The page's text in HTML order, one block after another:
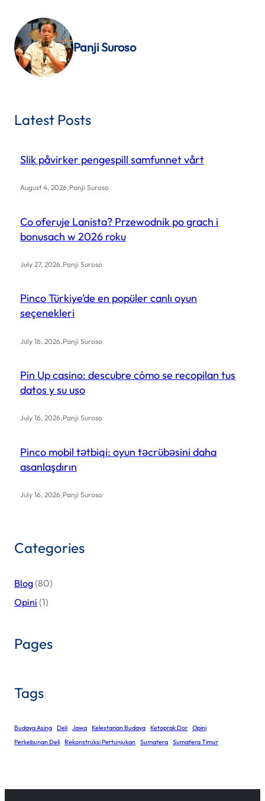
Panji Suroso
Latest Posts
Slik påvirker pengespill samfunnet vårt
August 4, 2026.Panji Suroso
Co oferuje Lanista? Przewodnik po grach i
bonusach w 2026 roku
July 27, 2026.Panji Suroso
Pinco Türkiye’de en popüler canlı oyun
seçenekleri
July 16, 2026.Panji Suroso
Pin Up casino: descubre cómo se recopilan tus
datos y su uso
July 16, 2026.Panji Suroso
Pinco mobil tətbiqi: oyun təcrübəsini daha
asanlaşdırın
July 16, 2026.Panji Suroso
Categories
Blog(80)
Opini (1)
Pages
Tags
Budaya Asing Deli Jawa Kelestarian Budaya Ketoprak Dor Opini
Perkebunan Deli Rekonstruksi Pertunjukan Sumatera Sumatera Timur